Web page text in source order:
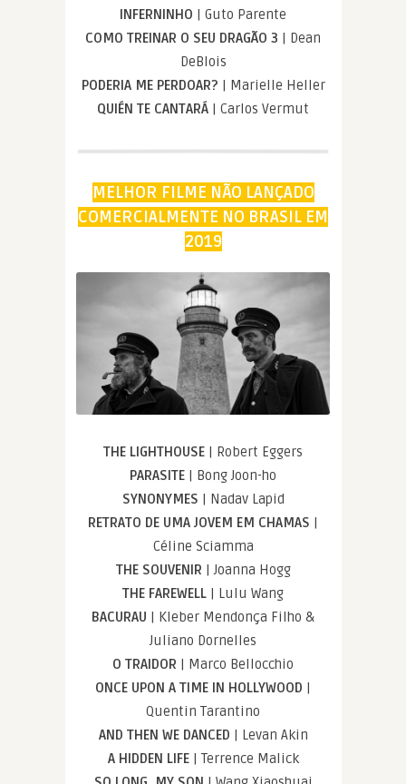
INFERNINHO | Guto Parente
COMO TREINAR O SEU DRAGÃO 3 | Dean
DeBlois
PODERIA ME PERDOAR? | Marielle Heller
QUIÉN TE CANTARÁ | Carlos Vermut
MELHOR FILME NÃO LANÇADO
COMERCIALMENTE NO BRASIL EM
2019
THE LIGHTHOUSE | Robert Eggers
PARASITE | Bong Joon-ho
SYNONYMES | Nadav Lapid
RETRATO DE UMA JOVEM EM CHAMAS |
Céline Sciamma
THE SOUVENIR | Joanna Hogg
THE FAREWELL | Lulu Wang
BACURAU | Kleber Mendonça Filho &
Juliano Dornelles
O TRAIDOR | Marco Bellocchio
ONCE UPON A TIME IN HOLLYWOOD |
Quentin Tarantino
AND THEN WE DANCED | Levan Akin
A HIDDEN LIFE | Terrence Malick